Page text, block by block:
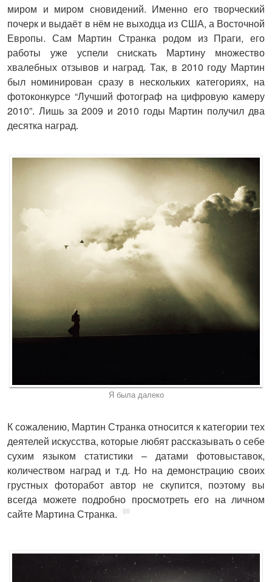
миром и миром сновидений. Именно его творческий
почерк и выдаёт в нём не выходца из США, а Восточной
Европы. Сам Мартин Странка родом из Праги, его
работы уже успели снискать Мартину множество
хвалебных отзывов и наград. Так, в 2010 году Мартин
был номинирован сразу в нескольких категориях, на
фотоконкурсе “Лучший фотограф на цифровую камеру
2010”. Лишь за 2009 и 2010 годы Мартин получил два
десятка наград.
Я была далеко
К сожалению, Мартин Странка относится к категории тех
деятелей искусства, которые любят рассказывать о себе
сухим языком статистики – датами фотовыставок,
количеством наград и т.д. Но на демонстрацию своих
грустных фоторабот автор не скупится, поэтому вы
всегда можете подробно просмотреть его на личном
сайте Мартина Странка.